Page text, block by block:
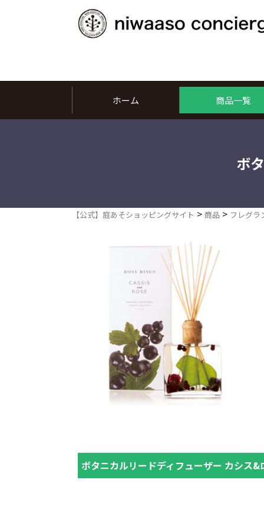
ホーム 商品一覧
ボ
【公式】庭あそショッピングサイト > 商品 > フレグラ
ボタニカルリードディフューザー カシス&